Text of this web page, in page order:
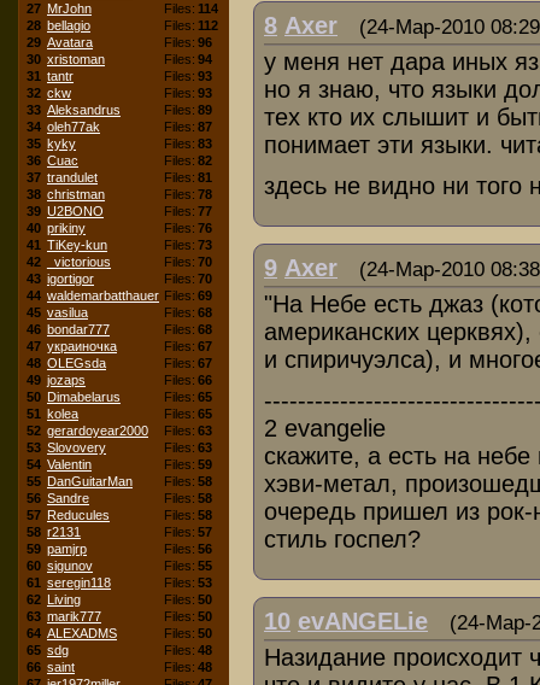
27 MrJohn Files: 114
28 bellagio Files: 112
29 Avatara Files: 96
30 xristoman Files: 94
31 tantr Files: 93
32 ckw Files: 93
33 Aleksandrus Files: 89
34 oleh77ak Files: 87
35 kyky Files: 83
36 Cuac Files: 82
37 trandulet Files: 81
38 christman Files: 78
39 U2BONO Files: 77
40 prikiny Files: 76
41 TiKey-kun Files: 73
42
_victorious Files: 70
43 igortigor Files: 70
44 waldemarbatthauer Files: 69
45 vasilua Files: 68
46 bondar777 Files: 68
47 украиночка Files: 67
48 OLEGsda Files: 67
49 jozaps Files: 66
50 Dimabelarus Files: 65
51 kolea Files: 65
52 gerardoyear2000 Files: 63
53 Slovovery Files: 63
54 Valentin Files: 59
55 DanGuitarMan Files: 58
56 Sandre Files: 58
57 Reducules Files: 58
58 r2131 Files: 57
59 pamjrp Files: 56
60 sigunov Files: 55
61 seregin118 Files: 53
62 Living Files: 50
63 marik777 Files: 50
64 ALEXADMS Files: 50
65 sdg Files: 48
66 saint Files: 48
8 Axer (24-Мар-2010
у меня нет дара иных
но я знаю, что языки
тех кто их слышит и
понимает эти языки.
здесь не видно ни того
9 Axer (24-Мар-2010
"На Небе есть джаз
американских
и спиричуэлса), и
2 evangelie
скажите, а есть на
хэви-метал,
очередь пришел из рок-
стиль госпел?
10 evANGELie (24-Мар-
Назидание происходит